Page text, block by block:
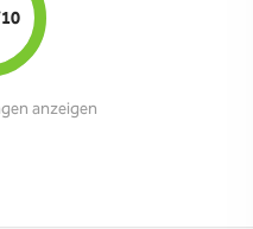
anzeigen